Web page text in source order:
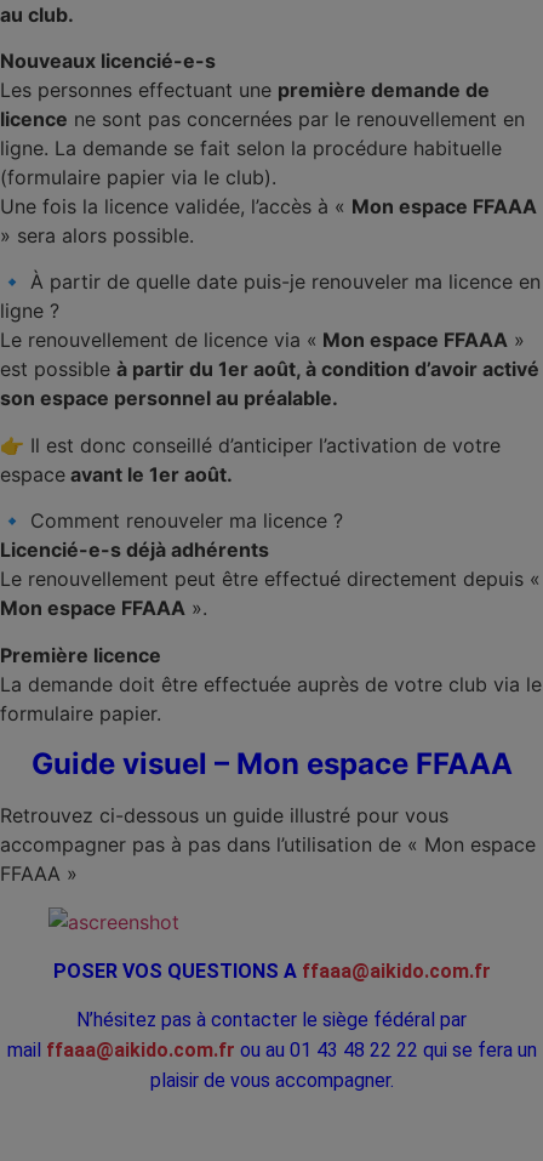
au club.
Nouveaux licencié-e-s
Les personnes effectuant une première demande de
licence ne sont pas concernées par le renouvellement en
ligne. La demande se fait selon la procédure habituelle
(formulaire papier via le club).
Une fois la licence validée, l’accès à « Mon espace FFAAA
» sera alors possible.
🔹 À partir de quelle date puis-je renouveler ma licence en
ligne ?
Le renouvellement de licence via « Mon espace FFAAA »
est possible à partir du 1er août, à condition d’avoir activé
son espace personnel au préalable.
👉 Il est donc conseillé d’anticiper l’activation de votre
espace avant le 1er août.
🔹 Comment renouveler ma licence ?
Licencié-e-s déjà adhérents
Le renouvellement peut être effectué directement depuis «
Mon espace FFAAA ».
Première licence
La demande doit être effectuée auprès de votre club via le
formulaire papier.
Guide visuel – Mon espace FFAAA
Retrouvez ci-dessous un guide illustré pour vous
accompagner pas à pas dans l’utilisation de « Mon espace
FFAAA »
POSER VOS QUESTIONS A ffaaa@aikido.com.fr
N’hésitez pas à contacter le siège fédéral par
mail ffaaa@aikido.com.fr ou au 01 43 48 22 22 qui se fera un
plaisir de vous accompagner.